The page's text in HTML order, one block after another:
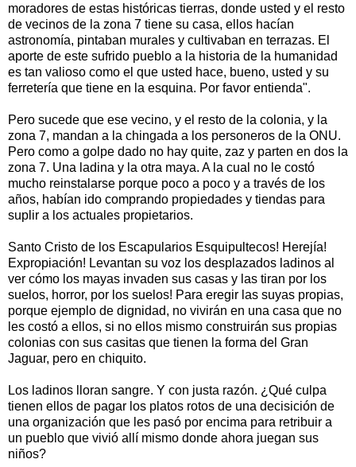
moradores de estas históricas tierras, donde usted y el resto
de vecinos de la zona 7 tiene su casa, ellos hacían
astronomía, pintaban murales y cultivaban en terrazas. El
aporte de este sufrido pueblo a la historia de la humanidad
es tan valioso como el que usted hace, bueno, usted y su
ferretería que tiene en la esquina. Por favor entienda".
Pero sucede que ese vecino, y el resto de la colonia, y la
zona 7, mandan a la chingada a los personeros de la ONU.
Pero como a golpe dado no hay quite, zaz y parten en dos la
zona 7. Una ladina y la otra maya. A la cual no le costó
mucho reinstalarse porque poco a poco y a través de los
años, habían ido comprando propiedades y tiendas para
suplir a los actuales propietarios.
Santo Cristo de los Escapularios Esquipultecos! Herejía!
Expropiación! Levantan su voz los desplazados ladinos al
ver cómo los mayas invaden sus casas y las tiran por los
suelos, horror, por los suelos! Para eregir las suyas propias,
porque ejemplo de dignidad, no vivirán en una casa que no
les costó a ellos, si no ellos mismo construirán sus propias
colonias con sus casitas que tienen la forma del Gran
Jaguar, pero en chiquito.
Los ladinos lloran sangre. Y con justa razón. ¿Qué culpa
tienen ellos de pagar los platos rotos de una decisición de
una organización que les pasó por encima para retribuir a
un pueblo que vivió allí mismo donde ahora juegan sus
niños?